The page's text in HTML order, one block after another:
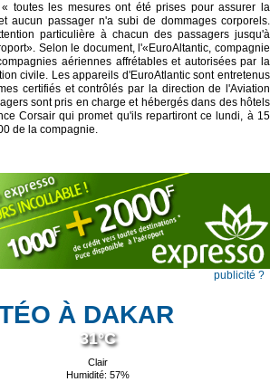
toutes les mesures ont été prises pour assurer la
aucun passager n'a subi de dommages corporels.
particulière à chacun des passagers jusqu'à
Selon le document, l'«EuroAltantic, compagnie
aériennes affrétables et autorisées par la
civile. Les appareils d'EuroAtlantic sont entretenus
certifiés et contrôlés par la direction de l'Aviation
sont pris en charge et hébergés dans des hôtels
Corsair qui promet qu'ils repartiront ce lundi, à 15
de la compagnie.
publicité ?
À DAKAR
31°C
Clair
Humidité: 57%